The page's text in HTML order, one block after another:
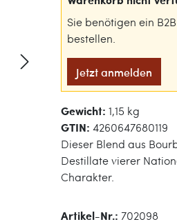
Sie benötigen ein
bestellen.
Jetzt anmelden
Gewicht: 1,15 kg
GTIN: 4260647680119
Dieser Blend aus
Destillate vierer
Charakter.
Artikel-Nr.: 702098